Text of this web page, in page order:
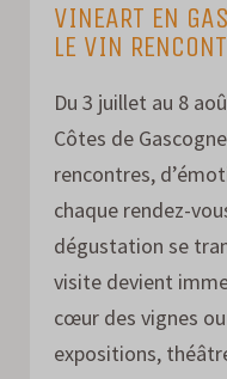
VINEART EN
LE VIN
Du 3 juillet au 8
Côtes de
rencontres,
chaque rendez-
dégustation se
visite devient
cœur des vignes
expositions,